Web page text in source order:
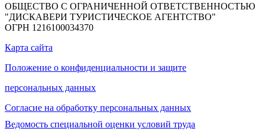
ОБЩЕСТВО С ОГРАНИЧЕННОЙ ОТВЕТСТВЕННОСТЬЮ
"ДИСКАВЕРИ ТУРИСТИЧЕСКОЕ АГЕНТСТВО"
ОГРН 1216100034370
Карта сайта
Положение о конфиденциальности и защите
персональных данных
Согласие на обработку персональных данных
Ведомость специальной оценки условий труда